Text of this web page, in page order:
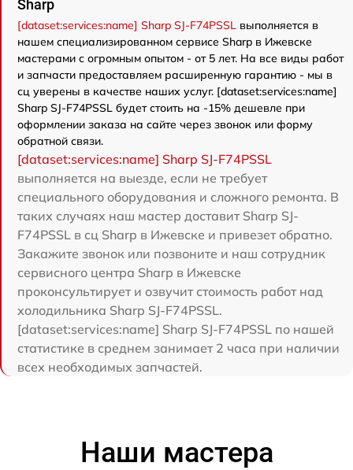
Sharp
[dataset:services:name] Sharp SJ-F74PSSL выполняется в
нашем специализированном сервисе Sharp в Ижевске
мастерами с огромным опытом - от 5 лет. На все виды работ
и запчасти предоставляем расширенную гарантию - мы в
сц уверены в качестве наших услуг. [dataset:services:name]
Sharp SJ-F74PSSL будет стоить на -15% дешевле при
оформлении заказа на сайте через звонок или форму
обратной связи.
[dataset:services:name] Sharp SJ-F74PSSL
выполняется на выезде, если не требует
специального оборудования и сложного ремонта. В
таких случаях наш мастер доставит Sharp SJ-
F74PSSL в сц Sharp в Ижевске и привезет обратно.
Закажите звонок или позвоните и наш сотрудник
сервисного центра Sharp в Ижевске
проконсультирует и озвучит стоимость работ над
холодильника Sharp SJ-F74PSSL.
[dataset:services:name] Sharp SJ-F74PSSL по нашей
статистике в среднем занимает 2 часа при наличии
всех необходимых запчастей.
Наши мастера